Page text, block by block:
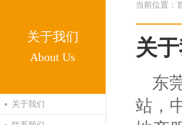
关于我们
About Us
关于我们
当前位置：
关
东
站，